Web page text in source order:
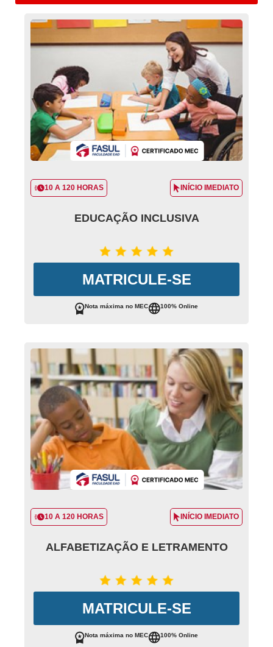
10 A 120 HORAS INÍCIO IMEDIATO
EDUCAÇÃO INCLUSIVA
MATRICULE-SE
Nota máxima no MEC 100% Online
10 A 120 HORAS INÍCIO IMEDIATO
ALFABETIZAÇÃO E LETRAMENTO
MATRICULE-SE
Nota máxima no MEC 100% Online